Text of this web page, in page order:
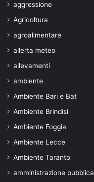
aggressione
Agricoltura
agroalimentare
allerta meteo
allevamenti
ambiente
Ambiente Bari e Bat
Ambiente Brindisi
Ambiente Foggia
Ambiente Lecce
Ambiente Taranto
amministrazione pubblica